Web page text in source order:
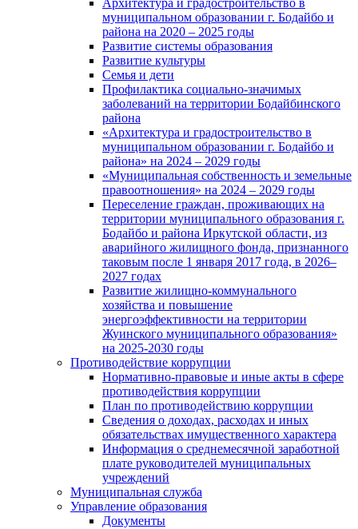
Архитектура и градостроительство в
муниципальном образовании г. Бодайбо и
района на 2020 – 2025 годы
Развитие системы образования
Развитие культуры
Семья и дети
Профилактика социально-значимых
заболеваний на территории Бодайбинского
района
«Архитектура и градостроительство в
муниципальном образовании г. Бодайбо и
района» на 2024 – 2029 годы
«Муниципальная собственность и земельные
правоотношения» на 2024 – 2029 годы
Переселение граждан, проживающих на
территории муниципального образования г.
Бодайбо и района Иркутской области, из
аварийного жилищного фонда, признанного
таковым после 1 января 2017 года, в 2026–
2027 годах
Развитие жилищно-коммунального
хозяйства и повышение
энергоэффективности на территории
Жуинского муниципального образования»
на 2025-2030 годы
Противодействие коррупции
Нормативно-правовые и иные акты в сфере
противодействия коррупции
План по противодействию коррупции
Сведения о доходах, расходах и иных
обязательствах имущественного характера
Информация о среднемесячной заработной
плате руководителей муниципальных
учреждений
Муниципальная служба
Управление образования
Документы